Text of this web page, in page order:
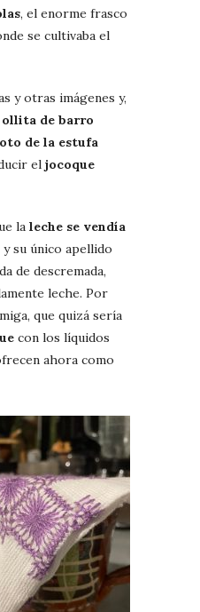
, el enorme frasco
se cultivaba el
y otras imágenes y,
de barro
de la estufa
el jocoque
la leche se vendía
y su único apellido
de descremada,
leche. Por
que quizá sería
con los líquidos
ahora como